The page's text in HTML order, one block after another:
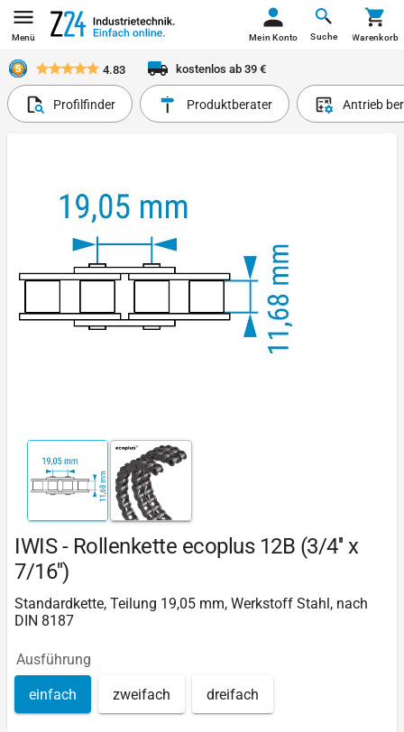
Menü Suche
Mein Konto Warenkorb
4.83 kostenlos ab 39 €
Profilfinder Produktberater Antrieb
IWIS - Rollenkette ecoplus 12B (3/4'' x
7/16'')
Standardkette, Teilung 19,05 mm, Werkstoff Stahl, nach
DIN 8187
Ausführung
einfach zweifach dreifach